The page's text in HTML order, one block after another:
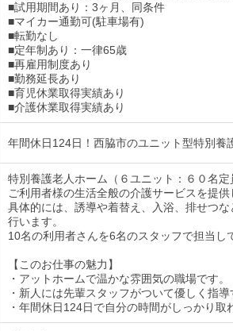
■試用期間あり：3ヶ月、同条件
■マイカー通勤可(駐車場有)
■転勤なし
■定年制あり：一律65歳
■再雇用制度あり
■勤務延長あり
■育児休業取得実績あり
■介護休業取得実績あり
年間休日124日！西脇市のユニット型特別養
特別養護老人ホーム（６ユニット：６０名定
ご利用者様の生活全般の介護サービスを提供
具体的には、誘導や着替え、入浴、排せつ
行います。
10名の利用者さんを6名のスタッフで担当し
【このお仕事の魅力】
・アットホームで温かな雰囲気の職場です。
・新人には先輩スタッフがついて優しく指
・年間休日124日で自分の時間がしっかり